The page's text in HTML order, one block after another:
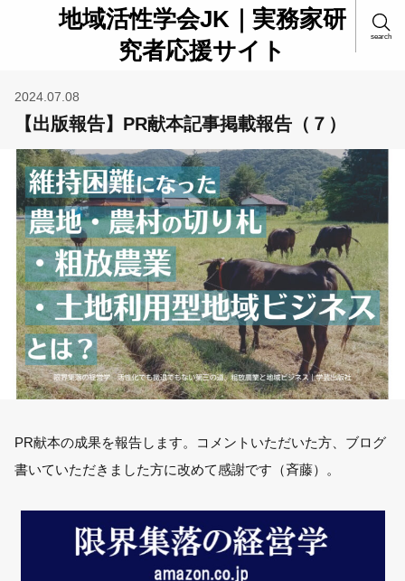
地域活性学会JK｜実務家研
究者応援サイト
search
2024.07.08
【出版報告】PR献本記事掲載報告（７）
PR献本の成果を報告します。コメントいただいた方、ブログ
書いていただきました方に改めて感謝です（斉藤）。